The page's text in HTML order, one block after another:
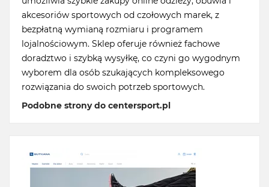
akcesoriów sportowych od czołowych marek, z
bezpłatną wymianą rozmiaru i programem
lojalnościowym. Sklep oferuje również fachowe
doradztwo i szybką wysyłkę, co czyni go wygodnym
wyborem dla osób szukających kompleksowego
rozwiązania do swoich potrzeb sportowych.
Podobne strony do centersport.pl